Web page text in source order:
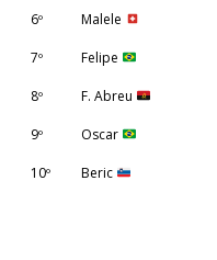
6º Malele
7º Felipe
8º F. Abreu
9º Oscar
10º Beric